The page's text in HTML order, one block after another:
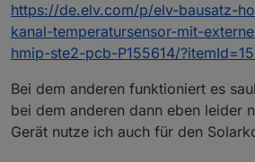
https://de.elv.com/p/elv-bausatz-
kanal-temperatursensor-mit-
hmip-ste2-pcb-P155614/
Bei dem anderen funktioniert es
bei dem anderen dann eben leider
Gerät nutze ich auch für den